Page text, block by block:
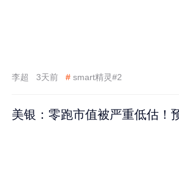
李超 3天前 # smart精灵#2
美银：零跑市值被严重低估！